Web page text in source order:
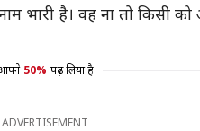
भारी है। वह ना तो किसी
50% पढ़ लिया है
ADVERTISEMENT